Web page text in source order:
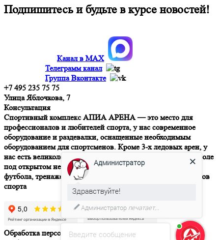
Подпишитесь и будьте в курсе новостей!
Канал в MAX
Телеграмм канал
Группа Вконтакте
+7 495 235 75 75
Улица Яблочкова, 7
Консультация
Спортивный комплекс АПИА АРЕНА — это место для
профессионалов и любителей спорта, у нас современное
оборудование и раздевалки, оснащенные необходимым
оборудованием для спортсменов. Кроме 3-х ледовых арен, у
нас есть великолепный зал для хореографии, футбольное поле
под открытом небом с искусственным газоном для мини-
футбола, тренажерный и спортивный зал для игровых видов
спорта
Обработка персональных данных Политика
Введите сообщение
Администратор
Здравствуйте!
Администраторпечатает...